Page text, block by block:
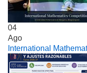
04
Ago
International